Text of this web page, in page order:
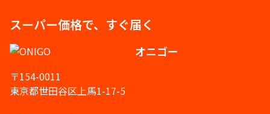
スーパー価格で、すぐ届く
オニゴー
〒154-0011
東京都世田谷区上馬1-17-5